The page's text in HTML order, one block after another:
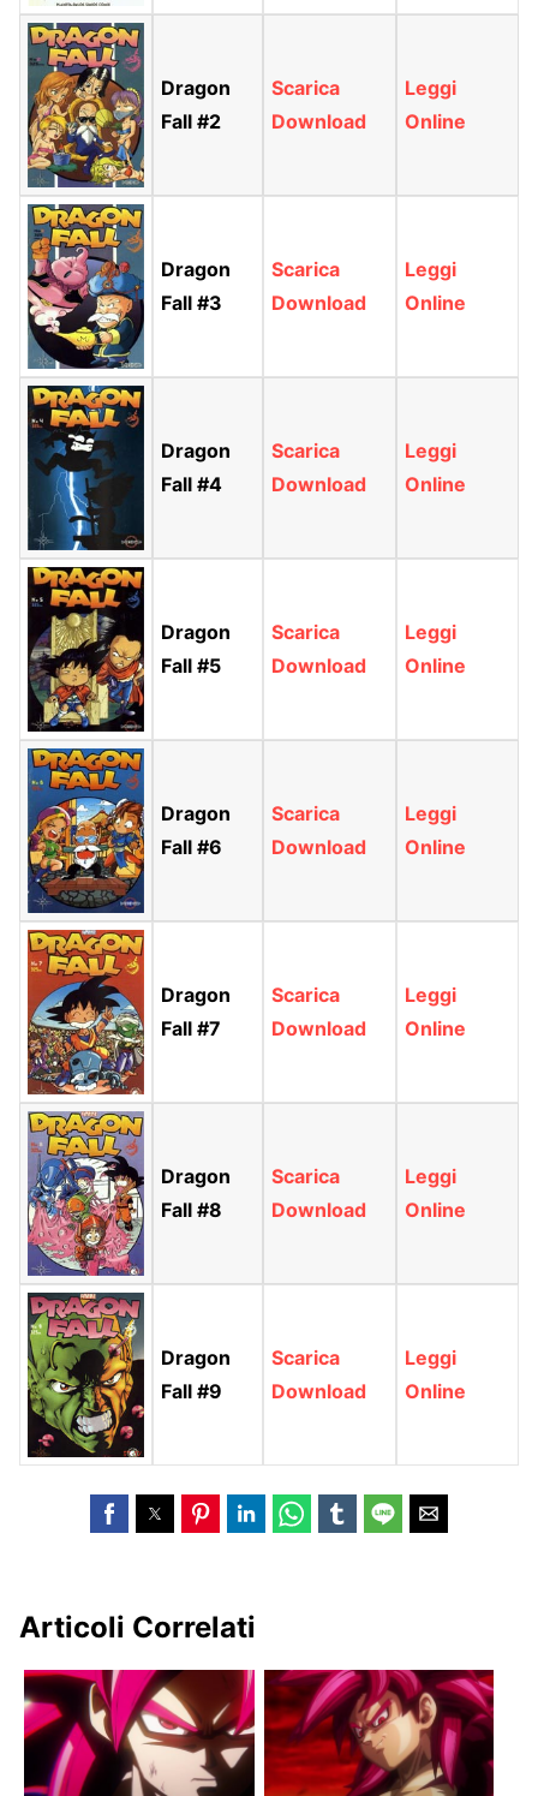
Dragon
Fall #2
Scarica
Download
Leggi
Online
Dragon
Fall #3
Scarica
Download
Leggi
Online
Dragon
Fall #4
Scarica
Download
Leggi
Online
Dragon
Fall #5
Scarica
Download
Leggi
Online
Dragon
Fall #6
Scarica
Download
Leggi
Online
Dragon
Fall #7
Scarica
Download
Leggi
Online
Dragon
Fall #8
Scarica
Download
Leggi
Online
Dragon
Fall #9
Scarica
Download
Leggi
Online
Articoli Correlati